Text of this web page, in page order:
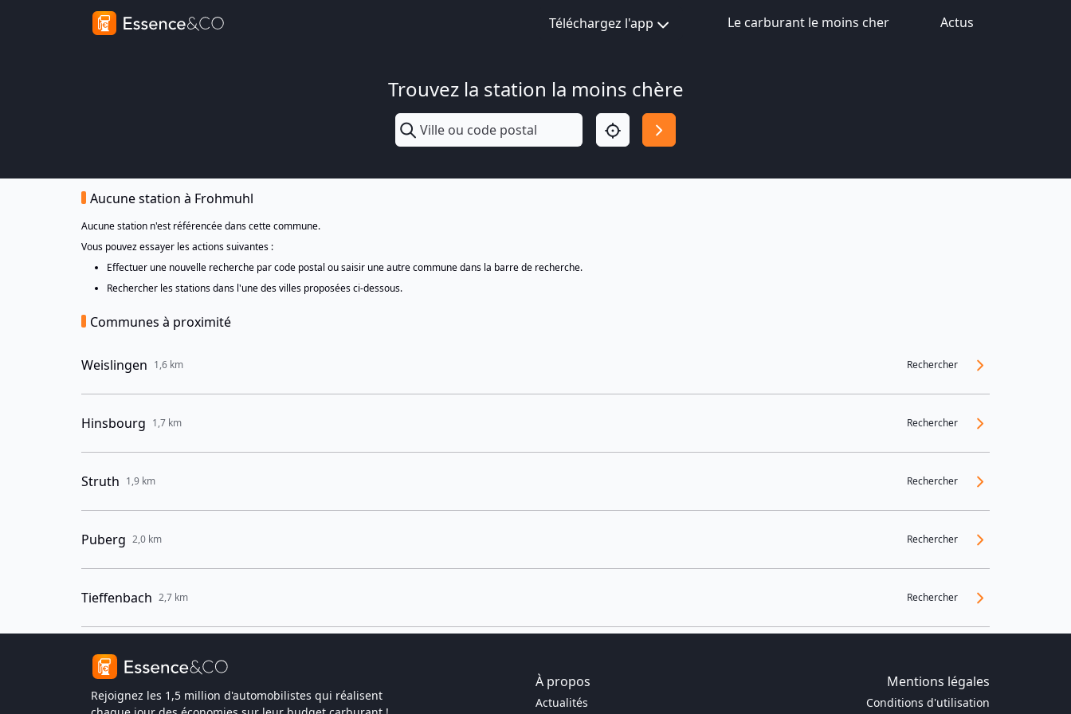
Téléchargez l'app Le carburant le moins cher Actus
Trouvez la station la moins chère
Aucune station à Frohmuhl
Aucune station n'est référencée dans cette commune.
Vous pouvez essayer les actions suivantes :
Effectuer une nouvelle recherche par code postal ou saisir une autre commune dans la barre de recherche.
Rechercher les stations dans l'une des villes proposées ci-dessous.
Communes à proximité
Weislingen 1,6 km Rechercher
Hinsbourg 1,7 km Rechercher
Struth 1,9 km Rechercher
Puberg 2,0 km Rechercher
Tieffenbach 2,7 km Rechercher
Rejoignez les 1,5 million d'automobilistes qui réalisent
À propos Mentions légales
Actualités
Conditions d'utilisation